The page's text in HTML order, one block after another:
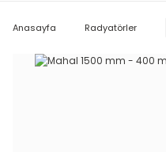
Anasayfa Radyatörler